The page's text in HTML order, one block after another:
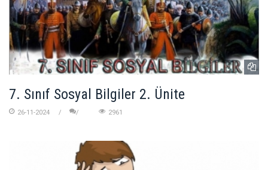
7. Sınıf Sosyal Bilgiler 2. Ünite
26-11-2024 2961